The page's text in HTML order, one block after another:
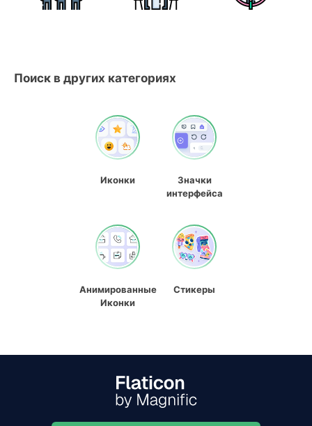
Поиск в других категориях
Иконки
Значки
интерфейса
Анимированные
Иконки
Стикеры